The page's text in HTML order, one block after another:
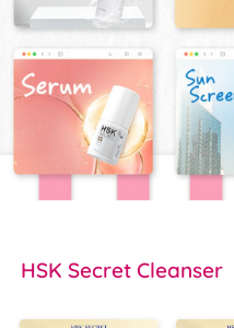
HSK Secret Cleanser